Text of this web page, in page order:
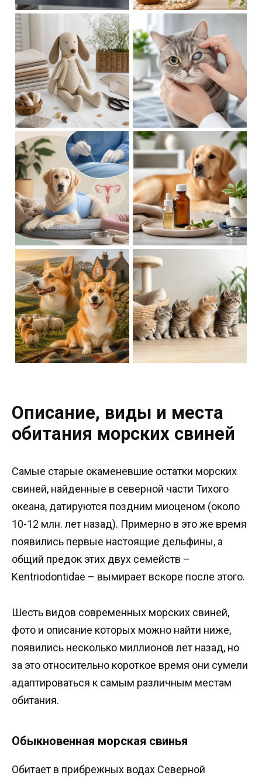
Описание, виды и места
обитания морских свиней
Самые старые окаменевшие остатки морских
свиней, найденные в северной части Тихого
океана, датируются поздним миоценом (около
10-12 млн. лет назад). Примерно в это же время
появились первые настоящие дельфины, а
общий предок этих двух семейств –
Kentriodontidae – вымирает вскоре после этого.
Шесть видов современных морских свиней,
фото и описание которых можно найти ниже,
появились несколько миллионов лет назад, но
за это относительно короткое время они сумели
адаптироваться к самым различным местам
обитания.
Обыкновенная морская свинья
Обитает в прибрежных водах Северной